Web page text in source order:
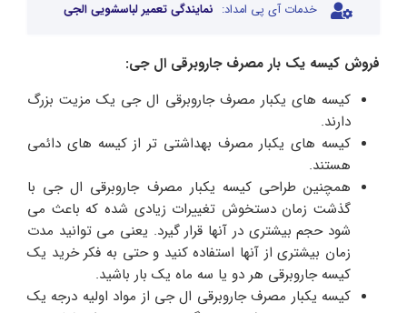
خدمات آی پی امداد: نمایندگی تعمیر لباسشویی الجی
فروش کیسه یک بار مصرف جاروبرقی ال جی:
کیسه های یکبار مصرف جاروبرقی ال جی یک مزیت بزرگ
دارند.
کیسه های یکبار مصرف بهداشتی تر از کیسه های دائمی
هستند.
همچنین طراحی کیسه یکبار مصرف جاروبرقی ال جی با
گذشت زمان دستخوش تغییرات زیادی شده که باعث می
شود حجم بیشتری در آنها قرار گیرد. یعنی می توانید مدت
زمان بیشتری از آنها استفاده کنید و حتی به فکر خرید یک
کیسه جاروبرقی هر دو یا سه ماه یک بار باشید.
کیسه یکبار مصرف جاروبرقی ال جی از مواد اولیه درجه یک